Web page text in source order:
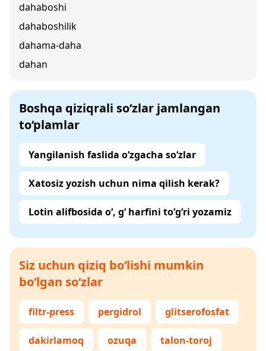
dahaboshi
dahaboshilik
dahama-daha
dahan
Boshqa qiziqrali so‘zlar jamlangan
to‘plamlar
Yangilanish faslida o‘zgacha so‘zlar
Xatosiz yozish uchun nima qilish kerak?
Lotin alifbosida o‘, g‘ harfini to‘g‘ri yozamiz
Siz uchun qiziq bo‘lishi mumkin
bo‘lgan so‘zlar
filtr-press pergidrol glitserofosfat
dakirlamoq ozuqa talon-toroj